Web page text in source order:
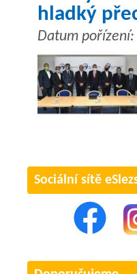
hladký
Datum pořízení:
Sociální sítě